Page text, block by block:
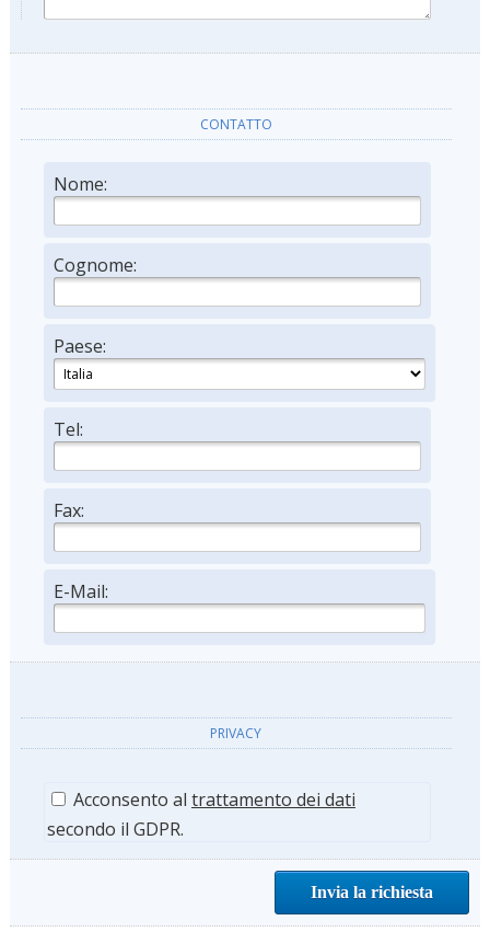
CONTATTO
Nome:
Cognome:
Paese:
Tel:
Fax:
E-Mail:
PRIVACY
Acconsento al trattamento dei dati
secondo il GDPR.